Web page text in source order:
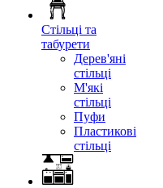
Стільці та
табурети
Дерев'яні
стільці
М'які
стільці
Пуфи
Пластикові
стільці